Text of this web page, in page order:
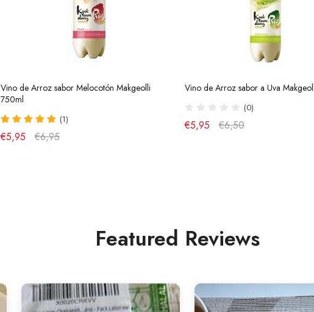
Vino de Arroz sabor Melocotón Makgeolli
750ml
(1)
€5,95 €6,95
Vino de Arroz sabor a Uva
(0)
€5,95 €6,50
Featured Reviews